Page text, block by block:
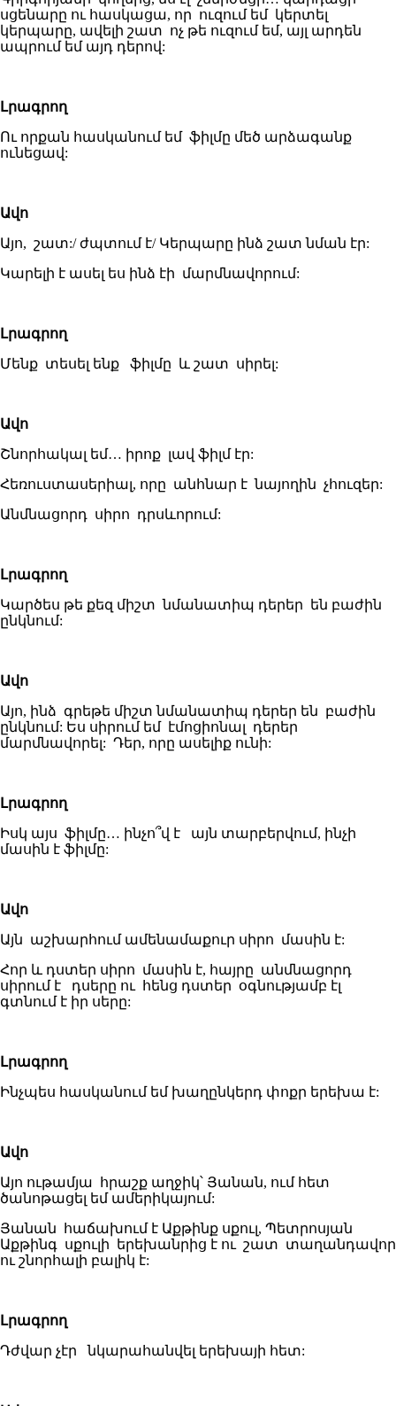
սցենարը ու հասկացա, որ ուզում եմ կերտել
կերպարը, ավելի շատ ոչ թե ուզում եմ, այլ արդեն
ապրում եմ այդ դերով:
Լրագրող
Ու որքան հասկանում եմ ֆիլմը մեծ արձագանք
ունեցավ:
Ավո
Այո, շատ:/ ժպտում է/ Կերպարը ինձ շատ նման էր:
Կարելի է ասել ես ինձ էի մարմնավորում:
Լրագրող
Մենք տեսել ենք ֆիլմը և շատ սիրել:
Ավո
Շնորհակալ եմ… իրոք լավ ֆիլմ էր:
Հեռուստասերիալ, որը անհնար է նայողին չհուզեր:
Անմնացորդ սիրո դրսևորում:
Լրագրող
Կարծես թե քեզ միշտ նմանատիպ դերեր են բաժին
ընկնում:
Ավո
Այո, ինձ գրեթե միշտ նմանատիպ դերեր են բաժին
ընկնում: Ես սիրում եմ էմոցիոնալ դերեր
մարմնավորել: Դեր, որը ասելիք ունի:
Լրագրող
Իսկ այս ֆիլմը… ինչո՞վ է այն տարբերվում, ինչի
մասին է ֆիլմը:
Ավո
Այն աշխարհում ամենամաքուր սիրո մասին է:
Հոր և դստեր սիրո մասին է, հայրը անմնացորդ
սիրում է դսերը ու հենց դստեր օգնությամբ էլ
գտնում է իր սերը:
Լրագրող
Ինչպես հասկանում եմ խաղընկերդ փոքր երեխա է:
Ավո
Այո ութամյա հրաշք աղջիկ՝ Յանան, ում հետ
ծանոթացել եմ ամերիկայում:
Յանան հաճախում է Աքթինք սքուլ, Պետրոսյան
Աքթինգ սքուլի երեխանրից է ու շատ տաղանդավոր
ու շնորհալի բալիկ է:
Լրագրող
Դժվար չէր նկարահանվել երեխայի հետ: